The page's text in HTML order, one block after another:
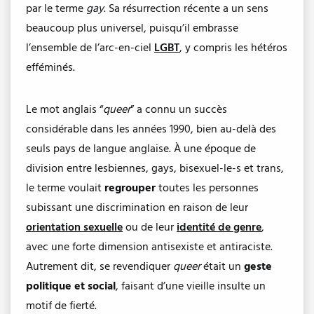
par le terme gay. Sa résurrection récente a un sens
beaucoup plus universel, puisqu’il embrasse
l’ensemble de l’arc-en-ciel LGBT, y compris les hétéros
efféminés.
Le mot anglais “queer” a connu un succès
considérable dans les années 1990, bien au-delà des
seuls pays de langue anglaise. À une époque de
division entre lesbiennes, gays, bisexuel-le-s et trans,
le terme voulait regroupertoutes les personnes
subissant une discrimination en raison de leur
orientation sexuelleou de leur identité de genre,
avec une forte dimension antisexiste et antiraciste.
Autrement dit, se revendiquer queerétait un geste
politique et social, faisant d’une vieille insulte un
motif de fierté.